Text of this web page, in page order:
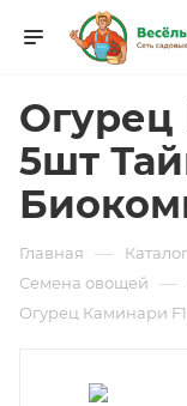
Огурец
5шт
Главная — Каталог
Семена овощей —
Огурец Каминари